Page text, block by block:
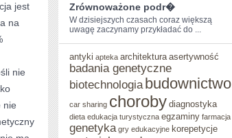
ZADOWOLONE
SWOJEGO
WYGLĄDU?
jest
na
nie
nie
Zrównoważone podr�
W dzisiejszych ‍czasach coraz większą
uwagę zaczynamy przykładać ‌do ...
antyki apteka architektura asertywność
badania genetyczne
biotechnologia budownictwo
car sharing choroby diagnostyka
dieta edukacja turystyczna egzaminy farmacja
genetyka gry edukacyjne korepetycje